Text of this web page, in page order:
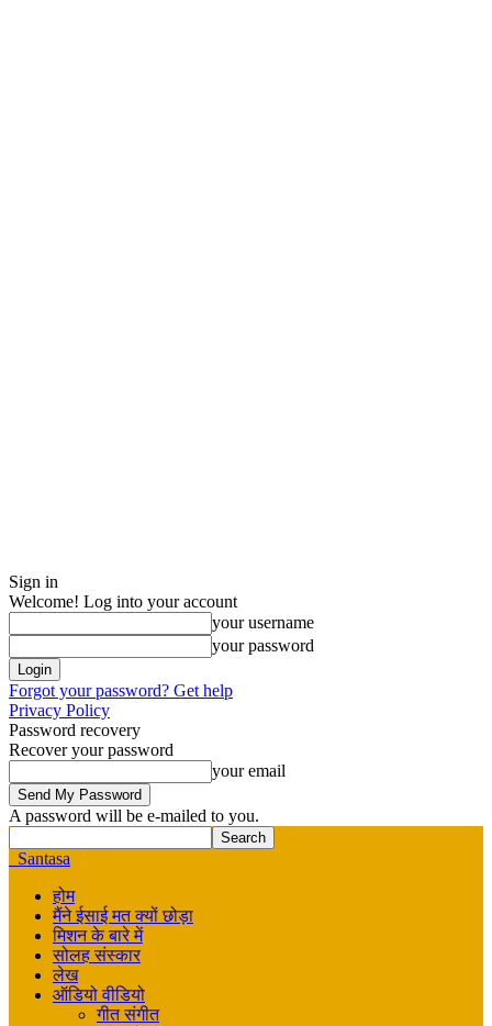
Sign in
Welcome! Log into your account
your username
your password
Forgot your password? Get help
Privacy Policy
Password recovery
Recover your password
your email
A password will be e-mailed to you.
Santasa
होम
मैंने ईसाई मत क्यों छोड़ा
मिशन के बारे में
सोलह संस्कार
लेख
ऑडियो वीडियो
गीत संगीत